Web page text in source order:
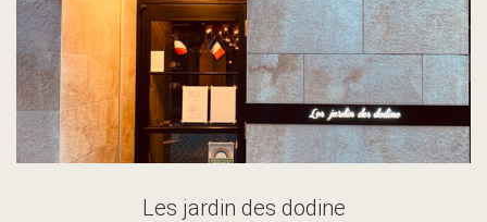
Les jardin des dodine